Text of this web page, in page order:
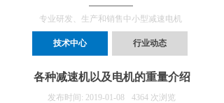
专业研发、生产和销售中小型减速电机
行业动态
技术中心
各种减速机以及电机的重量介绍
发布时间: 2019-01-08 4364 次浏览